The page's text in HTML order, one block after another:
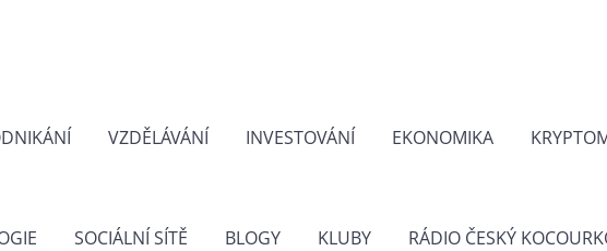
VZDĚLÁVÁNÍ INVESTOVÁNÍ EKONOMIKA
SOCIÁLNÍ SÍTĚ BLOGY KLUBY RÁDIO ČESKÝ